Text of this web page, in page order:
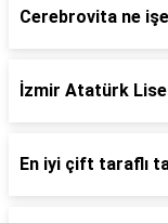
Cerebrovita ne
İzmir Atatürk
En iyi çift taraflı